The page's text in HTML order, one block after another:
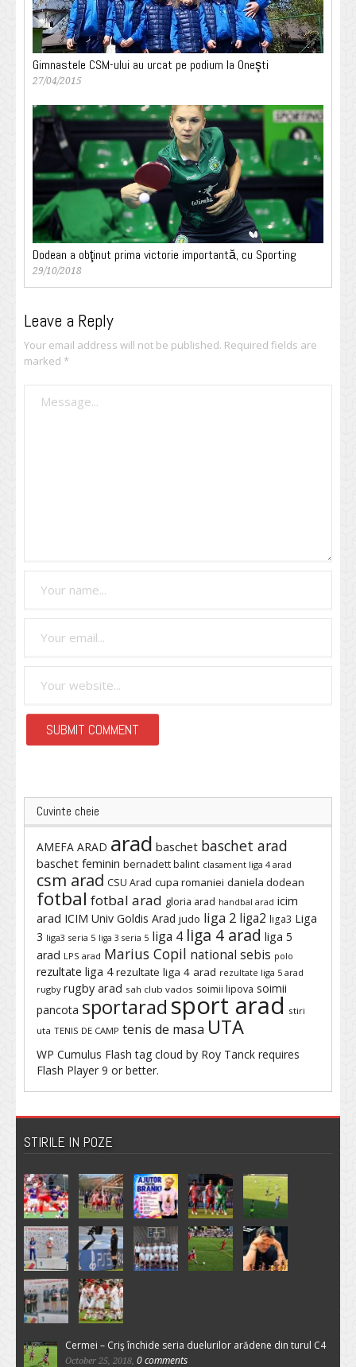
Gimnastele CSM-ului au urcat pe podium la Oneşti
27/04/2015
Dodean a obţinut prima victorie importantă, cu Sporting
29/10/2018
Leave a Reply
Your email address will not be published. Required fields are
marked *
Cuvinte cheie
AMEFA ARAD arad baschet baschet arad
baschet feminin bernadett balint clasament liga 4 arad
csm arad CSU Arad cupa romaniei daniela dodean
fotbal fotbal arad gloria arad handbal arad icim
arad ICIM Univ Goldis Arad judo liga 2 liga2 liga3 Liga
3 liga3 seria 5 liga 3 seria 5 liga 4 liga 4 arad liga 5
arad LPS arad Marius Copil national sebis polo
rezultate liga 4 rezultate liga 4 arad rezultate liga 5 arad
rugby rugby arad sah club vados soimii lipova soimii
pancota sportarad sport arad stiri
uta TENIS DE CAMP tenis de masa UTA
WP Cumulus Flash tag cloud by Roy Tanck requires
Flash Player 9 or better.
STIRILE IN POZE
Cermei – Criş închide seria duelurilor arădene din turul C4
October 25, 2018, 0 comments